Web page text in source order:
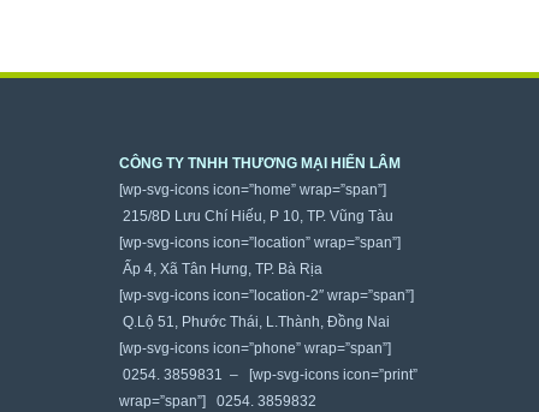
CÔNG TY TNHH THƯƠNG MẠI HIỂN LÂM
[wp-svg-icons icon=”home” wrap=”span”]
215/8D Lưu Chí Hiếu, P 10, TP. Vũng Tàu
[wp-svg-icons icon=”location” wrap=”span”]
Ấp 4, Xã Tân Hưng, TP. Bà Rịa
[wp-svg-icons icon=”location-2″ wrap=”span”]
Q.Lộ 51, Phước Thái, L.Thành, Đồng Nai
[wp-svg-icons icon=”phone” wrap=”span”]
0254. 3859831 – [wp-svg-icons icon=”print”
wrap=”span”] 0254. 3859832